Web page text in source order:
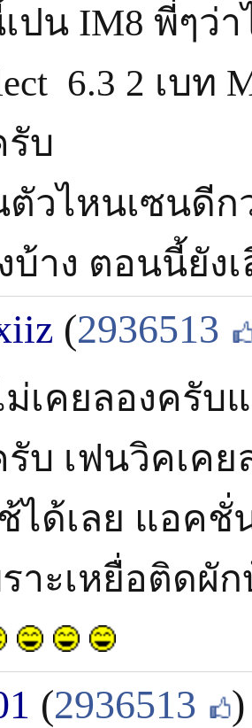
ปน IM8 พี่ๆว่
6.3 2 เบท
บ
ตัวไหนเซนดี
บ้าง ตอนนี้ยัง
(2936513
เคยลองครับ
บ เฟนวิคเคย
ได้เลย แอคชั่
าะเหยื่อติดผั
(2936513 )